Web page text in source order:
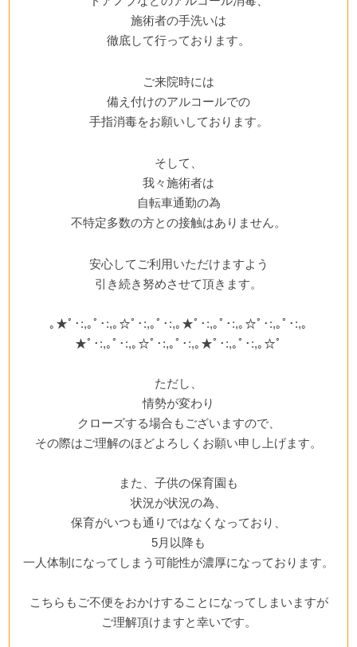
施術者の手洗いは
徹底して行っております。
ご来院時には
備え付けのアルコールでの
手指消毒をお願いしております。
そして、
我々施術者は
自転車通勤の為
不特定多数の方との接触はありません。
安心してご利用いただけますよう
引き続き努めさせて頂きます。
｡★ﾟ･:,｡ﾟ･:,｡☆ﾟ･:,｡ﾟ･:,｡★ﾟ･:,｡ﾟ･:,｡☆ﾟ･:,｡ﾟ･:,｡
★ﾟ･:,｡ﾟ･:,｡☆ﾟ･:,｡ﾟ･:,｡★ﾟ･:,｡ﾟ･:,｡☆ﾟ
ただし、
情勢が変わり
クローズする場合もございますので、
その際はご理解のほどよろしくお願い申し上げます。
また、子供の保育園も
状況が状況の為、
保育がいつも通りではなくなっており、
5月以降も
一人体制になってしまう可能性が濃厚になっております。
こちらもご不便をおかけすることになってしまいますが
ご理解頂けますと幸いです。